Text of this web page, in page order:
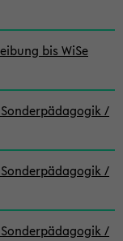
bis WiSe
/
/
/